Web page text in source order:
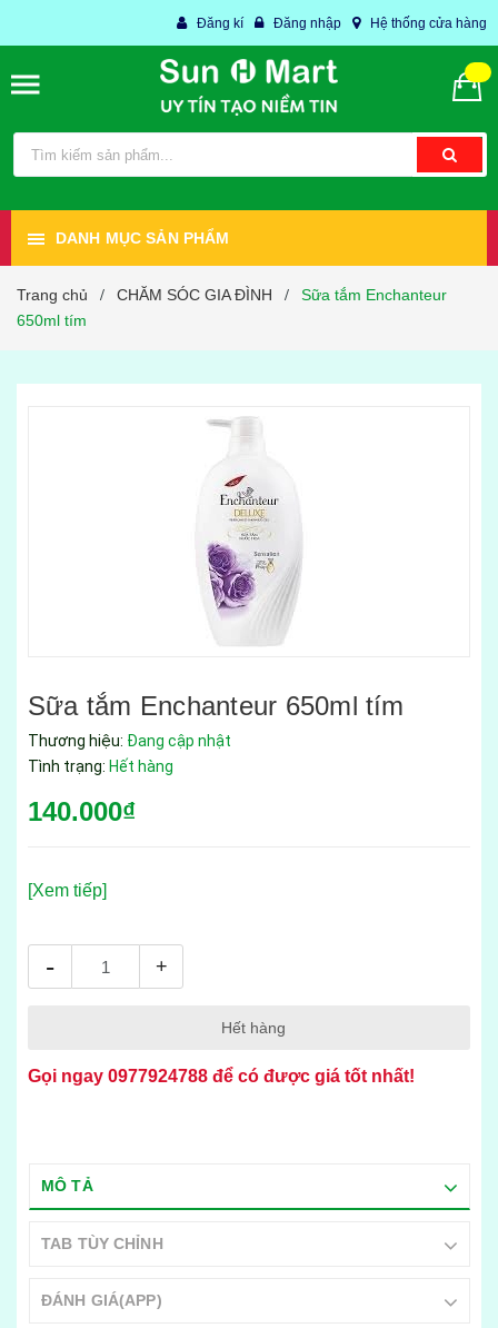
Đăng kí Đăng nhập Hệ thống cửa hàng
DANH MỤC SẢN PHẨM
Trang chủ / CHĂM SÓC GIA ĐÌNH /
Sữa tắm Enchanteur
650ml tím
Sữa tắm Enchanteur 650ml tím
Thương hiệu: Đang cập nhật
Tình trạng: Hết hàng
140.000₫
[Xem tiếp]
- +
Hết hàng
Gọi ngay 0977924788 để có được giá tốt nhất!
MÔ TẢ
TAB TÙY CHỈNH
ĐÁNH GIÁ(APP)